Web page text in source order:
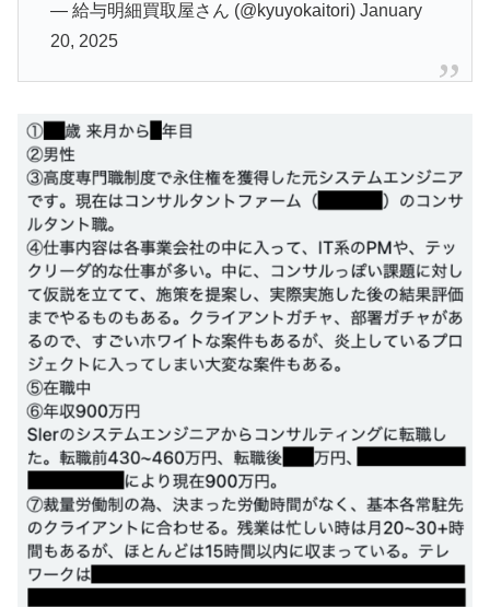
— 給与明細買取屋さん (@kyuyokaitori) January
20, 2025